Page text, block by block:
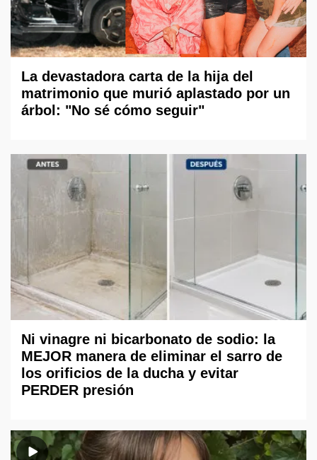
La devastadora carta de la hija del
matrimonio que murió aplastado por un
árbol: "No sé cómo seguir"
Ni vinagre ni bicarbonato de sodio: la
MEJOR manera de eliminar el sarro de
los orificios de la ducha y evitar
PERDER presión